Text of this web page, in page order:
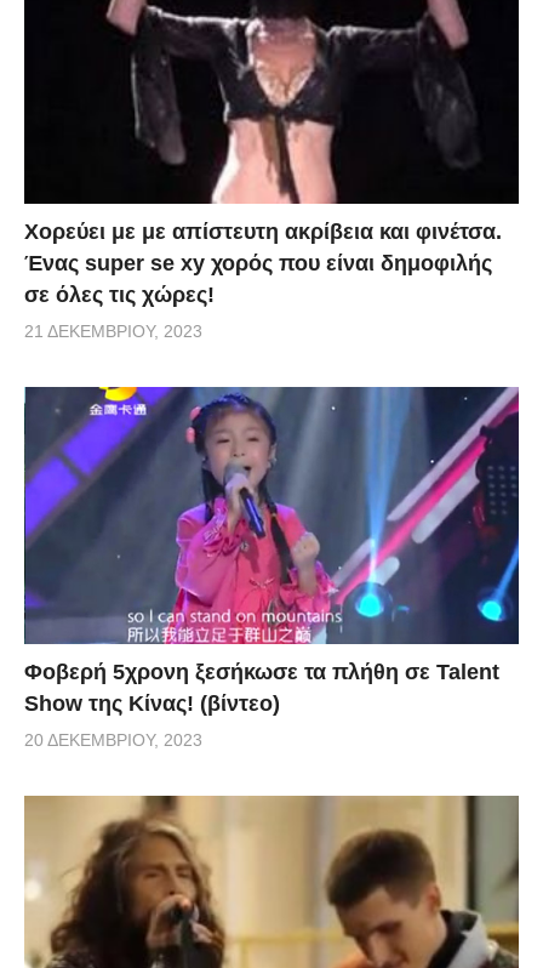
Χορεύει με με απίστευτη ακρίβεια και φινέτσα.
Ένας super se xy χορός που είναι δημοφιλής
σε όλες τις χώρες!
21 ΔΕΚΕΜΒΡΊΟΥ, 2023
Φοβερή 5χρονη ξεσήκωσε τα πλήθη σε Talent
Show της Κίνας! (βίντεο)
20 ΔΕΚΕΜΒΡΊΟΥ, 2023